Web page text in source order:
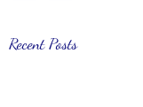
Recent Posts